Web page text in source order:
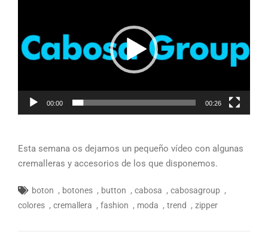
00:00 00:26
Esta semana os dejamos un pequeño vídeo con algunas
cremalleras y accesorios de los que disponemos.
boton , botones , button , cabosa , cabosagroup ,
colores , cremallera , fashion , moda , trend , zipper